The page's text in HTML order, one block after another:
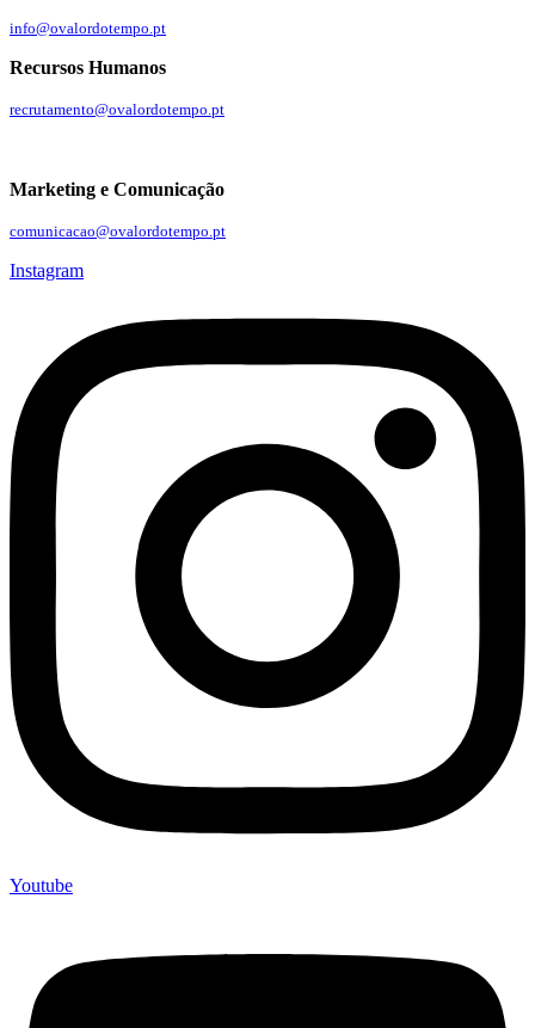
info@ovalordotempo.pt
Recursos Humanos
recrutamento@ovalordotempo.pt
Marketing e Comunicação
comunicacao@ovalordotempo.pt
Instagram
Youtube